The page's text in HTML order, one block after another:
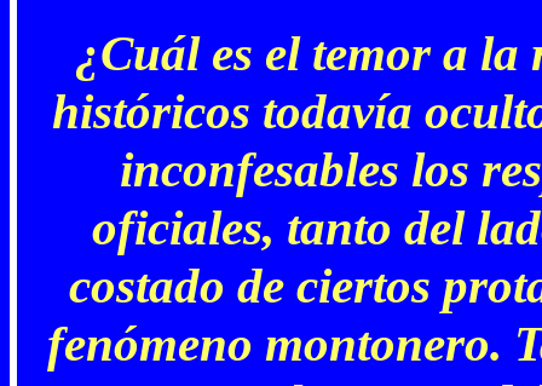
¿Cuál es el temor a
históricos todavía
inconfesables los
oficiales, tanto del
costado de ciertos
fenómeno montonero.